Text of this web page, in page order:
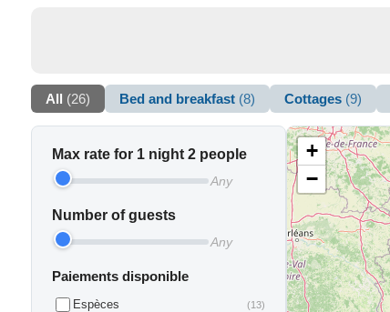
All (26) Bed and breakfast (8) Cottages (9)
Max rate for 1 night 2 people
Any
Number of guests
Any
Paiements disponible
Espèces (13)
+
−